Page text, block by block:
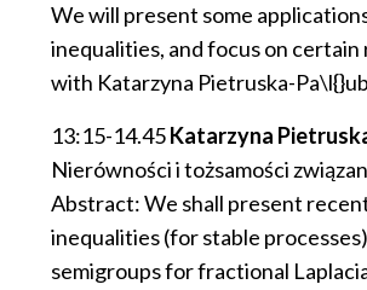
We will present some
inequalities, and focus on
with Katarzyna Pietruska-
13:15-14.45Katarzyna
Nierówności i tożsamości
Abstract: We shall present
inequalities (for stable
semigroups for fractional